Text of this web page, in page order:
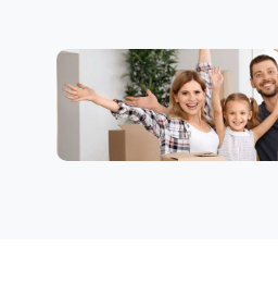
Firmenumzug
Wolfsberg